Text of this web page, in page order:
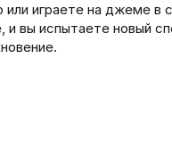
или играете на джеме в
и вы испытаете новый